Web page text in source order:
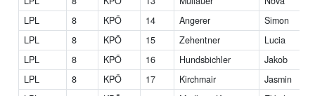
LPL
8 KPÖ 14 Angerer
Simon
LPL
8 KPÖ 15 Zehentner
Lucia
LPL
8 KPÖ 16 Hundsbichler
Jakob
LPL
8 KPÖ 17 Kirchmair
Jasmin